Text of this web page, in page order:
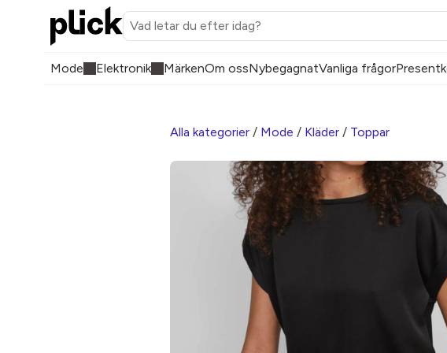
Mode Elektronik MärkenOm ossNybegagnatVanliga frågor
Alla kategorier / Mode / Kläder / Toppar